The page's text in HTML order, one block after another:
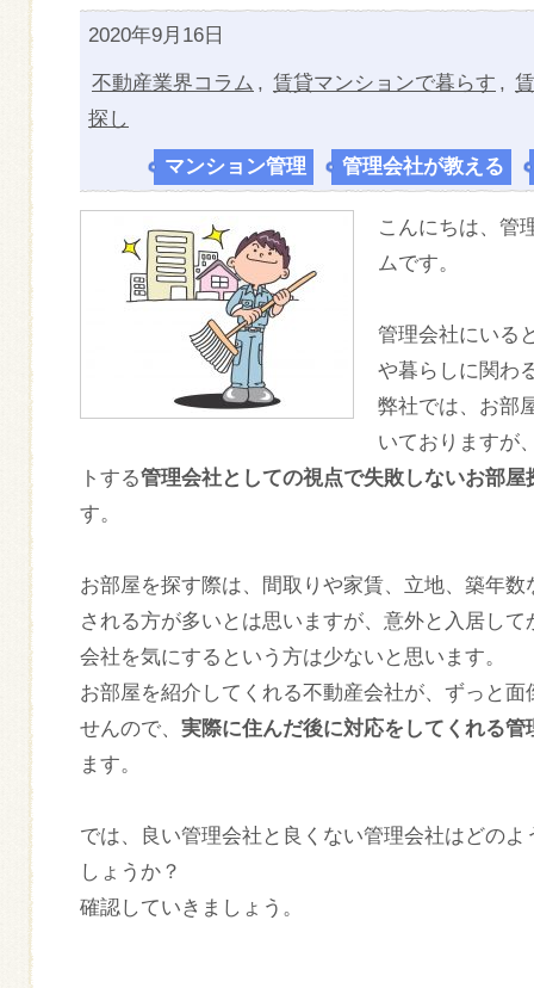
2020年9月16日
不動産業界コラム , 賃貸マンションで暮らす ,
探し
マンション管理 管理会社が教える
こんにちは、管
ムです。
管理会社にいる
や暮らしに関わ
弊社では、お部
いておりますが
トする管理会社としての視点で失敗しないお部屋
す。
お部屋を探す際は、間取りや家賃、立地、築年
される方が多いとは思いますが、意外と入居し
会社を気にするという方は少ないと思います。
お部屋を紹介してくれる不動産会社が、ずっと
せんので、 実際に住んだ後に対応をしてくれる管
ます。
では、良い管理会社と良くない管理会社はどの
しょうか？
確認していきましょう。